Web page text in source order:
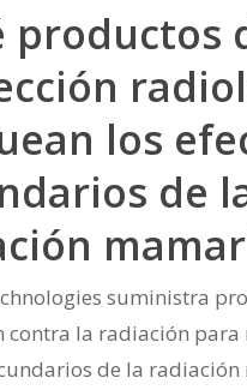
productos
los
de
suministra
contra la radiación para
de la